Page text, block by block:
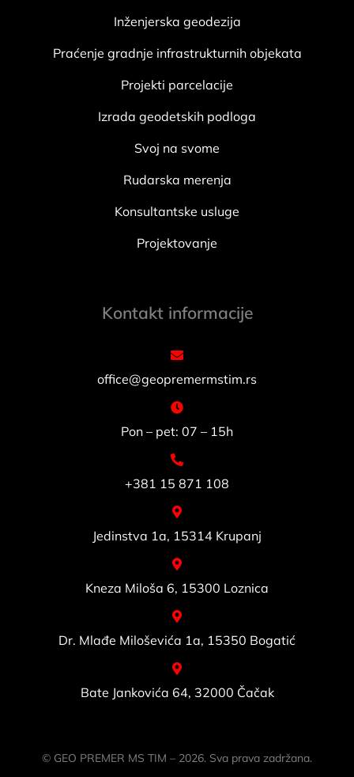
Inženjerska geodezija
Praćenje gradnje infrastrukturnih objekata
Projekti parcelacije
Izrada geodetskih podloga
Svoj na svome
Rudarska merenja
Konsultantske usluge
Projektovanje
Kontakt informacije
office@geopremermstim.rs
Pon – pet: 07 – 15h
+381 15 871 108
Jedinstva 1a, 15314 Krupanj
Kneza Milošа 6, 15300 Loznica
Dr. Mlađe Miloševića 1a, 15350 Bogatić
Bate Jankovića 64, 32000 Čačak
© GEO PREMER MS TIM – 2026. Sva prava zadržana.